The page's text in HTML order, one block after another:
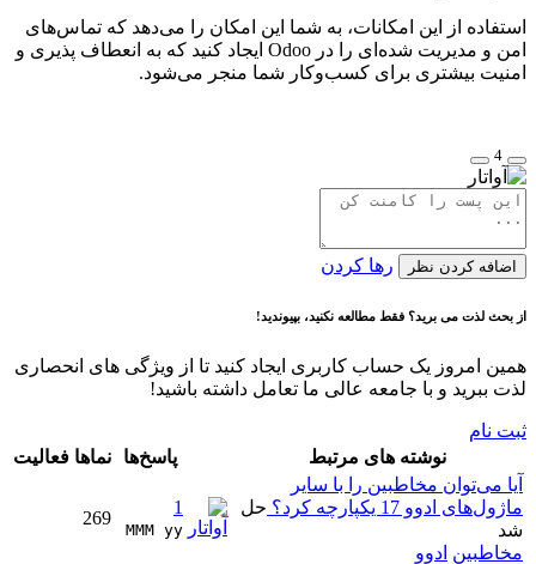
استفاده از این امکانات، به شما این امکان را می‌دهد که تماس‌های
امن و مدیریت شده‌ای را در Odoo ایجاد کنید که به انعطاف پذیری و
امنیت بیشتری برای کسب‌وکار شما منجر می‌شود.
4
اضافه کردن نظر رها کردن
از بحث لذت می برید؟ فقط مطالعه نکنید، بپیوندید!
همین امروز یک حساب کاربری ایجاد کنید تا از ویژگی های انحصاری
لذت ببرید و با جامعه عالی ما تعامل داشته باشید!
ثبت نام
نوشته های مرتبط
پاسخ‌ها نماها فعالیت
آیا می‌توان مخاطبین را با سایر
ماژول‌های ادوو 17 یکپارچه کرد؟
حل
شد
مخاطبین ادوو
1
MMM yy
269